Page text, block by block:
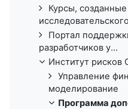
Курсы,
Портал
разработчиков у...
Институт рисков
Управление
моделирование
Программа